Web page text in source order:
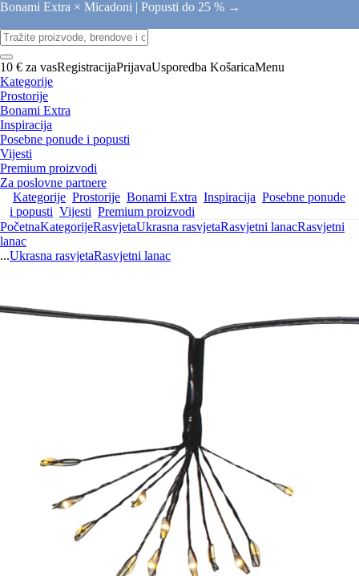
Bonami Extra × Micadoni | Popusti do 25 % →
10 € za vasRegistracijaPrijavaUsporedba KošaricaMenu
Kategorije
Prostorije
Bonami Extra
Inspiracija
Posebne ponude i popusti
Vijesti
Premium proizvodi
Za poslovne partnere
Kategorije Prostorije Bonami Extra Inspiracija Posebne ponude
i popusti Vijesti Premium proizvodi
PočetnaKategorijeRasvjetaUkrasna rasvjetaRasvjetni lanacRasvjetni
lanac
...Ukrasna rasvjetaRasvjetni lanac